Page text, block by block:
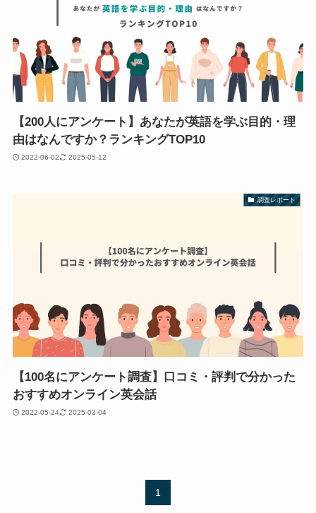
【200人にアンケート】あなたが英語を学ぶ目的・理
由はなんですか？ランキングTOP10
2022-06-02 2025-05-12
調査レポート
【100名にアンケート調査】口コミ・評判で分かった
おすすめオンライン英会話
2022-05-24 2025-03-04
1